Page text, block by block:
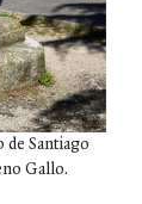
de Santiago
Gallo.